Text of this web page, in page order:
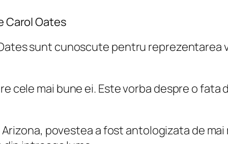
Carol Oates
sunt cunoscute pentru reprezentarea
cele mai bune ei. Este vorba despre o
povestea a fost antologizata de